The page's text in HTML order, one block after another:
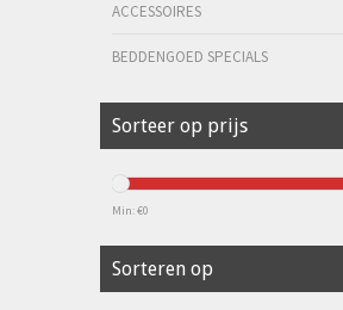
ACCESSOIRES
BEDDENGOED SPECIALS
Sorteer op prijs
Min: €0
Sorteren op